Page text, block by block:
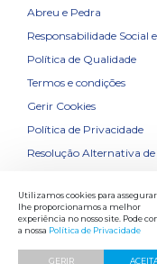
Abreu e Pedra
Responsabilidade Social
Política de Qualidade
Termos e condições
Gerir Cookies
Política de Privacidade
Resolução Alternativa
Utilizamos cookies para
lhe proporcionamos a melhor
experiência no nosso site. Pode
a nossa Política de Privacidade
GERIR